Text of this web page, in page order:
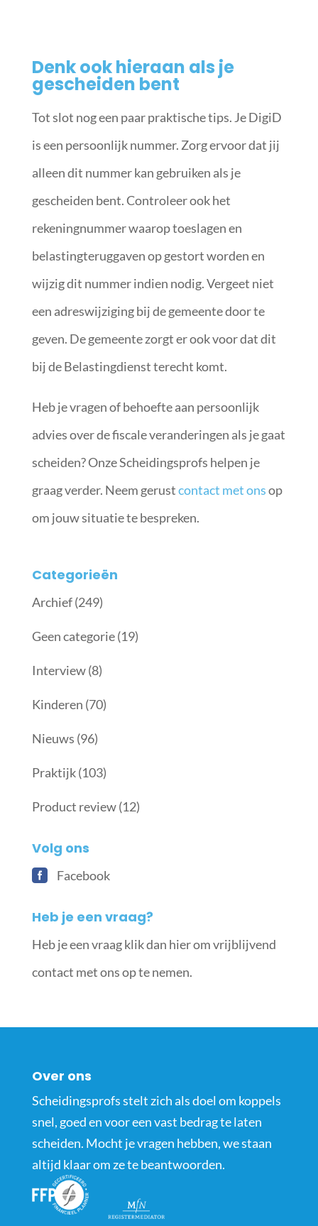
Denk ook hieraan als je
gescheiden bent
Tot slot nog een paar praktische tips. Je DigiD
is een persoonlijk nummer. Zorg ervoor dat jij
alleen dit nummer kan gebruiken als je
gescheiden bent. Controleer ook het
rekeningnummer waarop toeslagen en
belastingteruggaven op gestort worden en
wijzig dit nummer indien nodig. Vergeet niet
een adreswijziging bij de gemeente door te
geven. De gemeente zorgt er ook voor dat dit
bij de Belastingdienst terecht komt.
Heb je vragen of behoefte aan persoonlijk
advies over de fiscale veranderingen als je gaat
scheiden? Onze Scheidingsprofs helpen je
graag verder. Neem gerustcontact met onsop
om jouw situatie te bespreken.
Categorieën
Archief(249)
Geen categorie(19)
Interview(8)
Kinderen (70)
Nieuws (96)
Praktijk(103)
Product review(12)
Volg ons
Facebook
Heb je een vraag?
Heb je een vraag klik dan hier om vrijblijvend
contact met ons op te nemen.
Over ons
Scheidingsprofs stelt zich als doel om koppels
snel, goed en voor een vast bedrag te laten
scheiden. Mocht je vragen hebben, we staan
altijd klaar om ze te beantwoorden.